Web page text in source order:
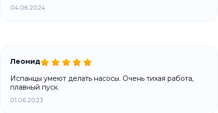
04.06.2024
Леонид
Испанцы умеют делать насосы. Очень тихая работа,
плавный пуск.
01.06.2023